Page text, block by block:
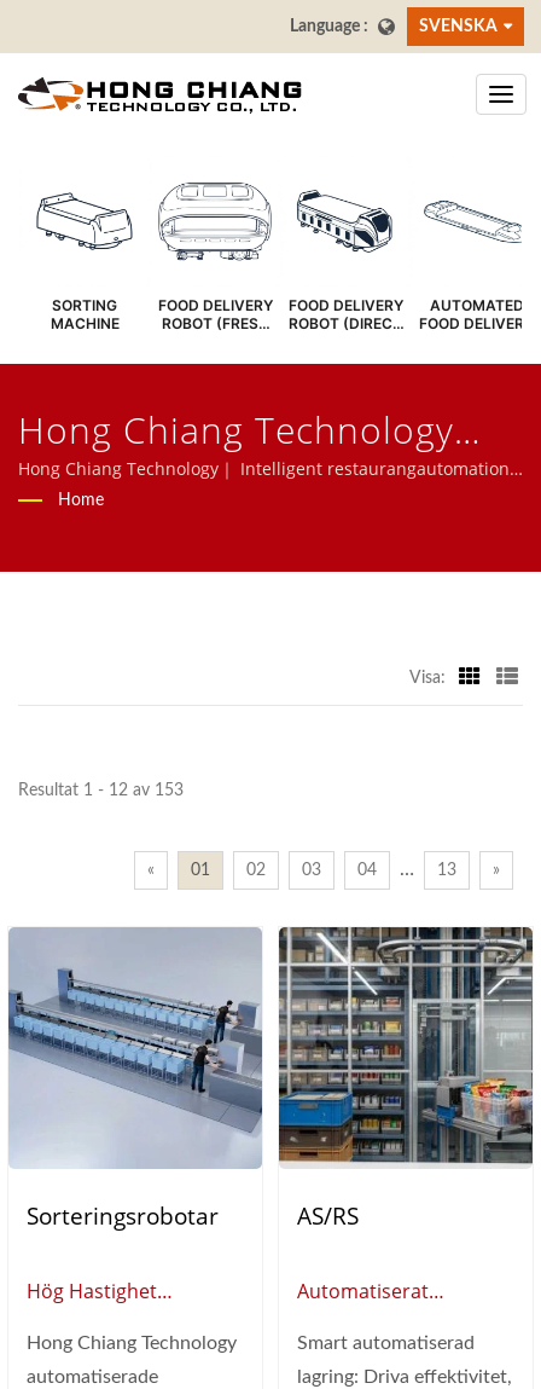
SVENSKA
SORTING
MACHINE
FOOD DELIVERY
ROBOT (FRESH
FOOD DELIVERY
ROBOT (DIRECT
AUTOMATED
FOOD DELIVERY
Hong Chiang Technology
Co., LTD
Hong Chiang Technology｜ Intelligent restaurangautomation -
Matleveransrobot, sushiband, matband, restaurangrobot,
Home
Visa:
Resultat 1 - 12 av 153
« 01 02 03 04 … 13 »
Sorteringsrobotar
Hög Hastighet
Hong Chiang Technology
automatiserade
AS/RS
Automatiserat
Smart automatiserad
lagring: Driva effektivitet,